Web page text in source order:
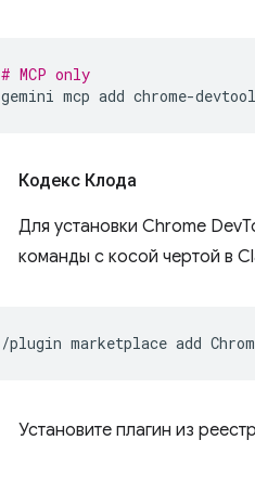
# MCP only
gemini mcp add chrome-
Кодекс Клода
Для установки Chrome
команды с косой чертой в
/plugin marketplace add
Установите плагин из